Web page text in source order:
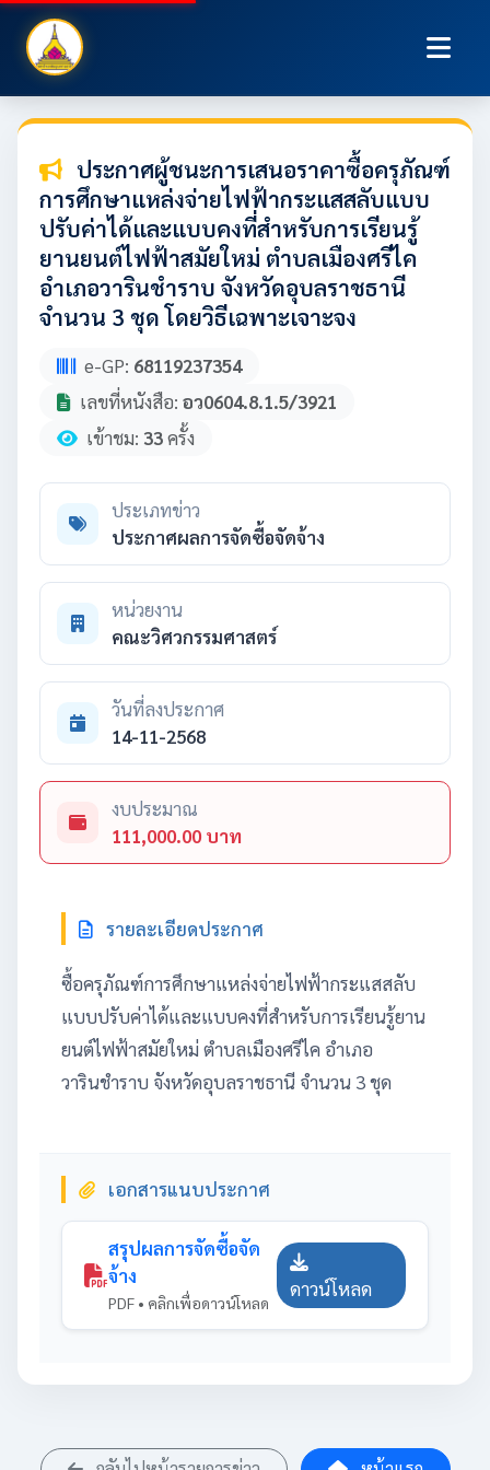
ประกาศผู้ชนะการเสนอราคาซื้อครุภัณฑ์
การศึกษาแหล่งจ่ายไฟฟ้ากระแสสลับแบบ
ปรับค่าได้และแบบคงที่สำหรับการเรียนรู้
ยานยนต์ไฟฟ้าสมัยใหม่ ตำบลเมืองศรีไค
อำเภอวารินชำราบ จังหวัดอุบลราชธานี
จำนวน 3 ชุด โดยวิธีเฉพาะเจาะจง
e-GP: 68119237354
เลขที่หนังสือ: อว0604.8.1.5/3921
เข้าชม: 33ครั้ง
ประเภทข่าว
ประกาศผลการจัดซื้อจัดจ้าง
หน่วยงาน
คณะวิศวกรรมศาสตร์
วันที่ลงประกาศ
14-11-2568
งบประมาณ
111,000.00 บาท
รายละเอียดประกาศ
ซื้อครุภัณฑ์การศึกษาแหล่งจ่ายไฟฟ้ากระแสสลับ
แบบปรับค่าได้และแบบคงที่สำหรับการเรียนรู้ยาน
ยนต์ไฟฟ้าสมัยใหม่ ตำบลเมืองศรีไค อำเภอ
วารินชำราบ จังหวัดอุบลราชธานี จำนวน 3 ชุด
เอกสารแนบประกาศ
สรุปผลการจัดซื้อจัด
จ้าง
PDF • คลิกเพื่อดาวน์โหลด
ดาวน์โหลด